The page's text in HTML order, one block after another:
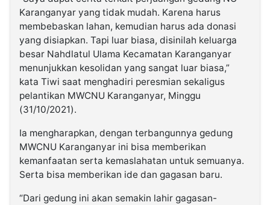
Karanganyar yang tidak mudah. Karena harus
membebaskan lahan, kemudian harus ada donasi
yang disiapkan. Tapi luar biasa, disinilah keluarga
besar Nahdlatul Ulama Kecamatan Karanganyar
menunjukkan kesolidan yang sangat luar biasa,”
kata Tiwi saat menghadiri peresmian sekaligus
pelantikan MWCNU Karanganyar, Minggu
(31/10/2021).
Ia mengharapkan, dengan terbangunnya gedung
MWCNU Karanganyar ini bisa memberikan
kemanfaatan serta kemaslahatan untuk semuanya.
Serta bisa memberikan ide dan gagasan baru.
“Dari gedung ini akan semakin lahir gagasan-